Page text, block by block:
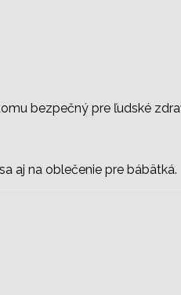
bezpečný pre ľudské
aj na oblečenie pre bábätká.